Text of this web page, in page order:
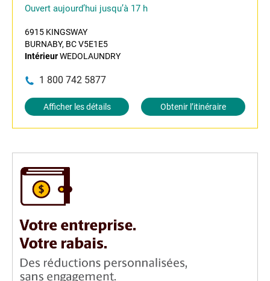
Ouvert aujourd’hui jusqu’à 17 h
6915 KINGSWAY
BURNABY, BC V5E1E5
IntérieurWEDOLAUNDRY
1 800 742 5877
Afficher les détails Obtenir l’itinéraire